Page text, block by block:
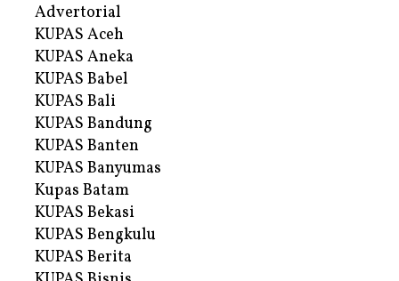
Advertorial
KUPAS Aceh
KUPAS Aneka
KUPAS Babel
KUPAS Bali
KUPAS Bandung
KUPAS Banten
KUPAS Banyumas
Kupas Batam
KUPAS Bekasi
KUPAS Bengkulu
KUPAS Berita